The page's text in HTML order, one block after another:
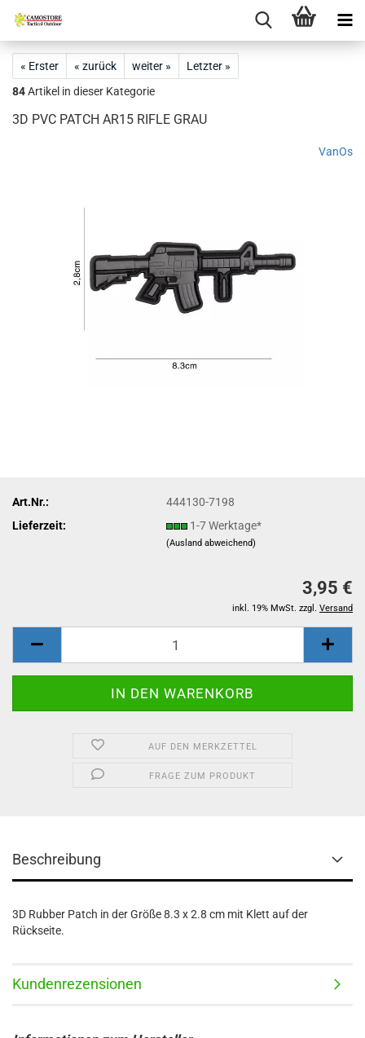
« Erster « zurück weiter »
Letzter »
84Artikel in dieser Kategorie
3D PVC PATCH AR15 RIFLE GRAU
VanOs
Art.Nr.:
444130-7198
Lieferzeit:
1-7 Werktage*
(Ausland abweichend)
3,95 €
inkl. 19% MwSt. zzgl. Versand
AUF DEN MERKZETTEL
FRAGE ZUM PRODUKT
Beschreibung
3D Rubber Patch in der Größe 8.3 x 2.8 cm mit Klett auf der
Rückseite.
Kundenrezensionen